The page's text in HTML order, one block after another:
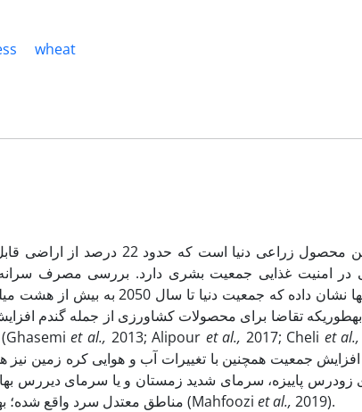
wheat
تقاضا برای محصولات کشاورزی از جمله گندم
سطح کشت و هم از طریق بهبود عملکرد در واحد سطح، باید افزایش یابد (Ghasemiet al., 2013; Alipour et al., 2017; Cheli et al.,
مناطق معتدل سرد واقع شده؛ به­طوری­که سالانه خسارت­های زیادی بر میزان عملکرد گندم در ایران وارد می­کند (Mahfoozi et al., 2019).